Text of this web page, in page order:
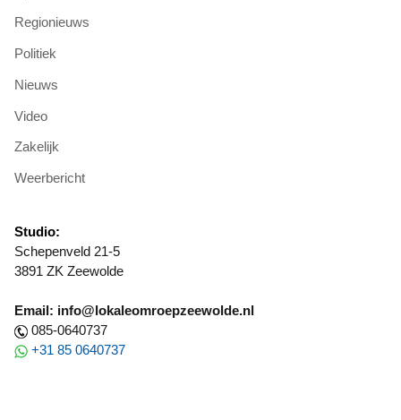
Regionieuws
Politiek
Nieuws
Video
Zakelijk
Weerbericht
Studio:
Schepenveld 21-5
3891 ZK Zeewolde
Email: info@lokaleomroepzeewolde.nl
085-0640737
+31 85 0640737